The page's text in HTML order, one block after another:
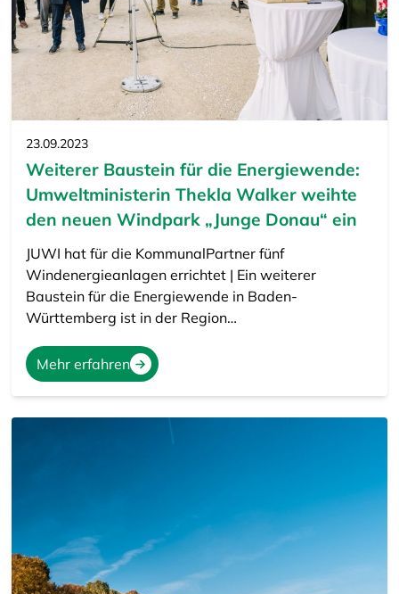
23.09.2023
Weiterer Baustein für die Energiewende:
Umweltministerin Thekla Walker weihte
den neuen Windpark „Junge Donau“ ein
JUWI hat für die KommunalPartner fünf
Windenergieanlagen errichtet | Ein weiterer
Baustein für die Energiewende in Baden-
Württemberg ist in der Region…
Mehr erfahren